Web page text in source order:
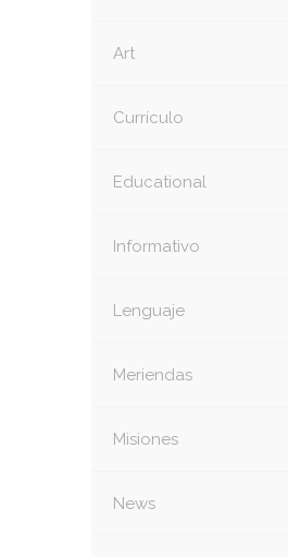
Art
Currículo
Educational
Informativo
Lenguaje
Meriendas
Misiones
News